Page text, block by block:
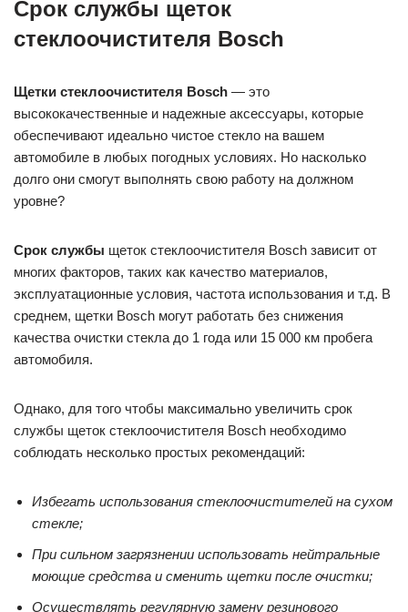
Срок службы щеток
стеклоочистителя Bosch
Щетки стеклоочистителя Bosch — это
высококачественные и надежные аксессуары, которые
обеспечивают идеально чистое стекло на вашем
автомобиле в любых погодных условиях. Но насколько
долго они смогут выполнять свою работу на должном
уровне?
Срок службы щеток стеклоочистителя Bosch зависит от
многих факторов, таких как качество материалов,
эксплуатационные условия, частота использования и т.д. В
среднем, щетки Bosch могут работать без снижения
качества очистки стекла до 1 года или 15 000 км пробега
автомобиля.
Однако, для того чтобы максимально увеличить срок
службы щеток стеклоочистителя Bosch необходимо
соблюдать несколько простых рекомендаций:
Избегать использования стеклоочистителей на сухом
стекле;
При сильном загрязнении использовать нейтральные
моющие средства и сменить щетки после очистки;
Осуществлять регулярную замену резинового